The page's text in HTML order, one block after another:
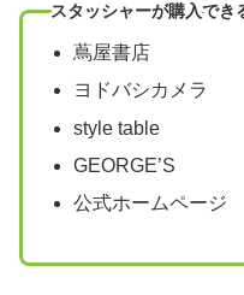
スタッシャーが購入でき
蔦屋書店
ヨドバシカメラ
style table
GEORGE’S
公式ホームページ